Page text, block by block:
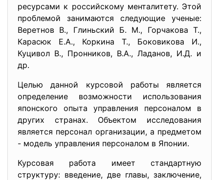
ресурсами к российскому менталитету. Этой
проблемой занимаются следующие ученые:
Веретнов В., Глиньский Б. М., Горчакова Т.,
Карасюк Е.А., Коркина Т., Боковикова И.,
Куцивол В., Пронников, В.А., Ладанов, И.Д. и
др.
Целью данной курсовой работы является
определение возможности использования
японского опыта управления персоналом в
других странах. Объектом исследования
является персонал организации, а предметом
- модель управления персоналом в Японии.
Курсовая работа имеет стандартную
структуру: введение, две главы, заключение,